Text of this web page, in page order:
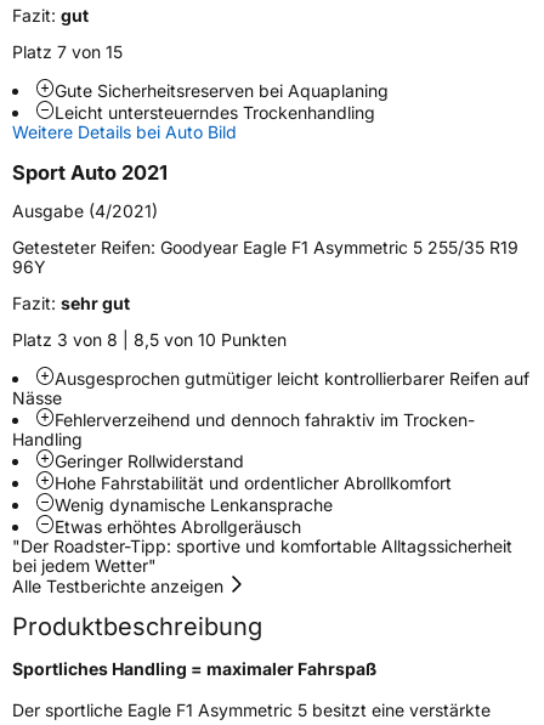
Fahrzeugart
Weitere Eigenschaften
SchlauchtypTL
Zustand Neureifen
Verstärkt XL
Felgenschutz
EU Label
Effizienz
Nasshaftung A
Rollgeräusch (Klasse)B
Rollgeräusch (dB)
3PMSF / Schneeflockensymbol / Alpine-Symbol Nein
Fazit: gut
Platz 7 von 15
Gute Sicherheitsreserven bei Aquaplaning
Leicht untersteuerndes Trockenhandling
Weitere Details bei Auto Bild
Sport Auto 2021
Ausgabe (4/2021)
Getesteter Reifen: Goodyear Eagle F1 Asymmetric 5 255/35 R19
96Y
Fazit: sehr gut
Platz 3 von 8 | 8,5 von 10 Punkten
Ausgesprochen gutmütiger leicht kontrollierbarer Reifen auf
Nässe
Fehlerverzeihend und dennoch fahraktiv im Trocken-
Handling
Geringer Rollwiderstand
Hohe Fahrstabilität und ordentlicher Abrollkomfort
Wenig dynamische Lenkansprache
Etwas erhöhtes Abrollgeräusch
"Der Roadster-Tipp: sportive und komfortable Alltagssicherheit
bei jedem Wetter"
Alle Testberichte anzeigen
Produktbeschreibung
Sportliches Handling = maximaler Fahrspaß
Der sportliche Eagle F1 Asymmetric 5 besitzt eine verstärkte